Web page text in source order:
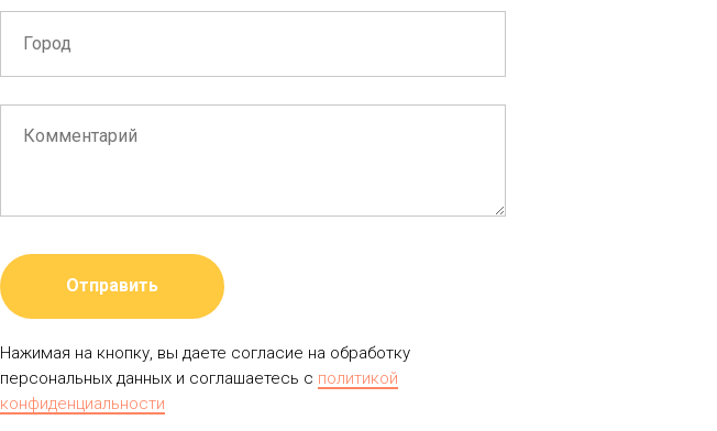
Отправить
Нажимая на кнопку, вы даете согласие на обработку
персональных данных и соглашаетесь c политикой
конфиденциальности